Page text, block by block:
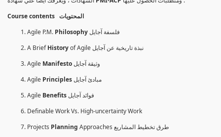
Agile P.M. Philosophyفلسفة آجايل
A BriefHistory
of Agile نبذة تاريخية عن آجايل
Agile Manifestoوثيقة آجايل
Agile Principlesمبادئ آجايل
Agile Benefitsفوائد آجايل
Definable Work Vs. High-uncertainty Work
Projects Planning
Approaches طرق تخطيط المشاريع